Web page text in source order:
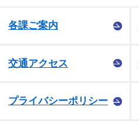
各課ご案内
交通アクセス
プライバシーポリシー